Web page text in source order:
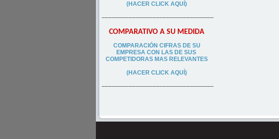
(HACER CLICK AQUÍ)
–––––––––––––––––––––––––––––––––
COMPARATIVO A SU MEDIDA
COMPARACIÓN CIFRAS DE SU
EMPRESA CON LAS DE SUS
COMPETIDORAS MAS RELEVANTES
(HACER CLICK AQUÍ)
–––––––––––––––––––––––––––––––––